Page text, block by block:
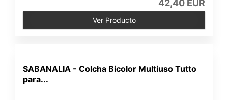
42,40 EUR
Ver Producto
SABANALIA - Colcha Bicolor Multiuso Tutto
para...